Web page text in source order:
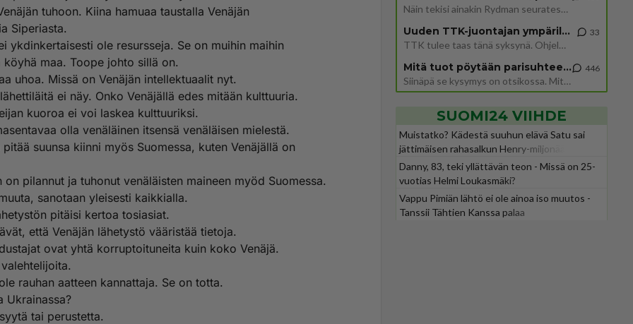
tuhoon. Kiina hamuaa taustalla Venäjän
Siperiasta.
ykdinkertaisesti ole resursseja. Se on muihin maihin
köyhä maa. Toope johto sillä on.
uhoa. Missä on Venäjän intellektuaalit nyt.
ei näy. Onko Venäjällä edes mitään kulttuuria.
kuoroa ei voi laskea kulttuuriksi.
olla venäläinen itsensä venäläisen mielestä.
pitää suunsa kiinni myös Suomessa, kuten Venäjällä on
on pilannut ja tuhonut venäläisten maineen myöd Suomessa.
sanotaan yleisesti kaikkialla.
pitäisi kertoa tosiasiat.
että Venäjän lähetystö vääristää tietoja.
ovat yhtä korruptoituneita kuin koko Venäjä.
rauhan aatteen kannattaja. Se on totta.
Ukrainassa?
tai perustetta.
Näin tekisi ainakin Rydman seuratessaan idolinsa Trumpin mallia https://www.is.fi/politiikka/art-2000012187244.html
Uuden TTK-juontajan ympärillä epätietoisuus sakenee - Nyt MTV hämmentää soppaa
TTK tulee taas tänä syksynä. Ohjelman uudet tähtioppilaat julkistetaan torstaina 6. elokuuta klo 14 alkavassa lehdistö
33
Mitä tuot pöytään parisuhteessa?
Siinäpä se kysymys on otsikossa. Mitäpä siis tuot/toisit pöytään parisuhteessa? Oletko mies vai nainen? Koetko sen mitä
446
SUOMI24 VIIHDE
Muistatko? Kädestä suuhun elävä Satu sai
jättimäisen rahasalkun Henry-miljonääriltä
Danny, 83, teki yllättävän teon - Missä on 25-
vuotias Helmi Loukasmäki?
Vappu Pimiän lähtö ei ole ainoa iso muutos -
Tanssii Tähtien Kanssa palaa